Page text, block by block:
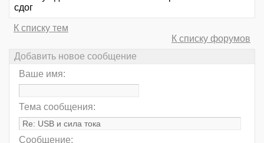
сдог
К списку тем
К списку форумов
Добавить новое сообщение
Ваше имя:
Тема сообщения:
Сообщение: